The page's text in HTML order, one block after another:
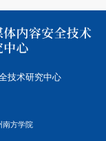
技术研究中心
南方学院